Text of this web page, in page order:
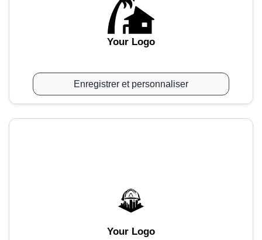
Your Logo
Enregistrer et personnaliser
Your Logo